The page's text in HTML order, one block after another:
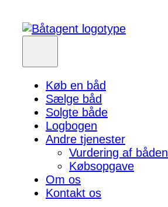
Køb en båd
Sælge båd
Solgte både
Logbogen
Andre tjenester
Vurdering af båden
Købsopgave
Om os
Kontakt os